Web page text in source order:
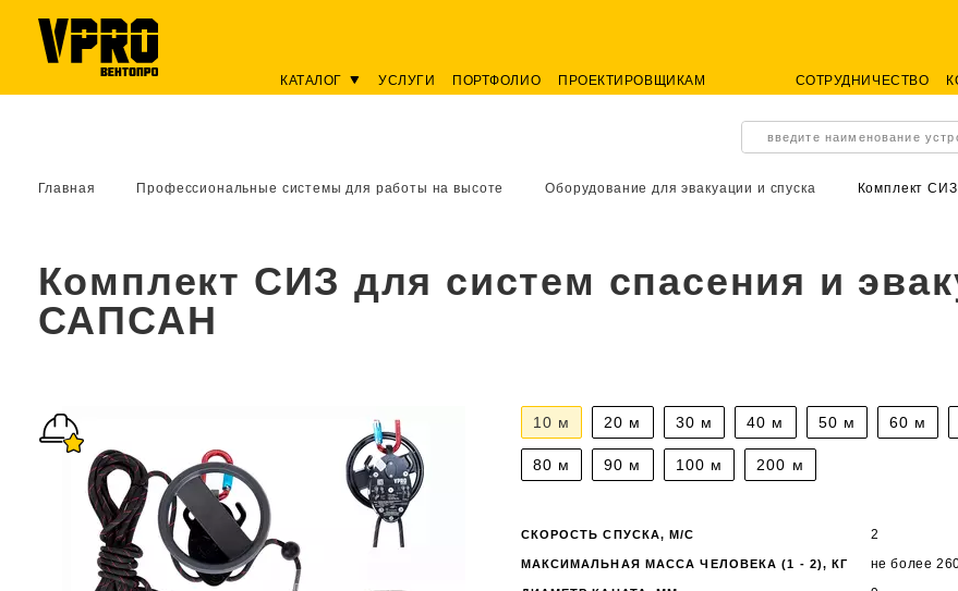
КАТАЛОГ УСЛУГИ ПОРТФОЛИО ПРОЕКТИРОВЩИКАМ СОТРУДНИЧЕСТВО
введите наименование
Главная Профессиональные системы для работы на высоте Оборудование для эвакуации и спуска Комплект
Комплект СИЗ для систем спасения и
САПСАН
10 м 20 м 30 м 40 м 50 м 60 м
80 м 90 м 100 м 200 м
СКОРОСТЬ СПУСКА, М/С 2
МАКСИМАЛЬНАЯ МАССА ЧЕЛОВЕКА (1 - 2), КГ не более